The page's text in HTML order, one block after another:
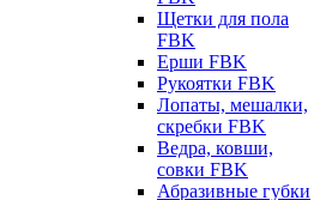
Щетки для пола
FBK
Ерши FBK
Рукоятки FBK
Лопаты, мешалки,
скребки FBK
Ведра, ковши,
совки FBK
Абразивные губки